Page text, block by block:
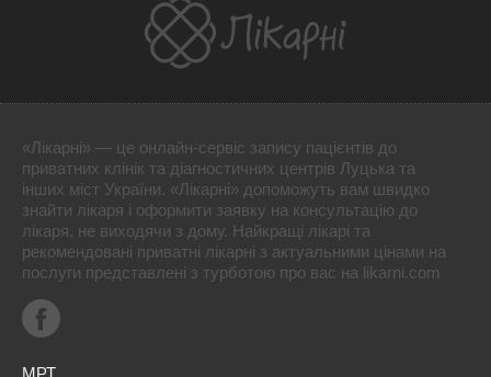
«Лікарні» — це онлайн-сервіс запису пацієнтів до
приватних клінік та діагностичних центрів Луцька та
інших міст України. «Лікарні» допоможуть вам швидко
знайти лікаря і оформити заявку на консультацію до
лікаря, не виходячи з дому. Найкращі лікарі та
рекомендовані приватні лікарні з актуальними цінами на
послуги представлені з турботою про вас на likarni.com
МРТ